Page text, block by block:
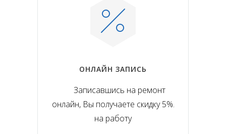
ОНЛАЙН ЗАПИСЬ
Записавшись на ремонт
онлайн, Вы получаете скидку 5%.
на работу